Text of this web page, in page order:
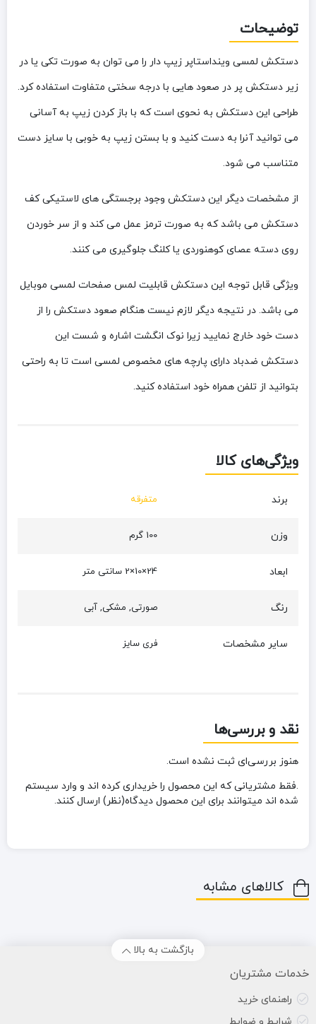
توضیحات
دستکش لمسی وینداستاپر زیپ دار را می توان به صورت تکی یا در
زیر دستکش پر در صعود هایی با درجه سختی متفاوت استفاده کرد.
طراحی این دستکش به نحوی است که با باز کردن زیپ به آسانی
می توانید آنرا به دست کنید و با بستن زیپ به خوبی با سایز دست
متناسب می شود.
از مشخصات دیگر این دستکش وجود برجستگی های لاستیکی کف
دستکش می باشد که به صورت ترمز عمل می کند و از سر خوردن
روی دسته عصای کوهنوردی یا کلنگ جلوگیری می کنند.
ویژگی قابل توجه این دستکش قابلیت لمس صفحات لمسی موبایل
می باشد. در نتیجه دیگر لازم نیست هنگام صعود دستکش را از
دست خود خارج نمایید زیرا نوک انگشت اشاره و شست این
دستکش ضدباد دارای پارچه های مخصوص لمسی است تا به راحتی
بتوانید از تلفن همراه خود استفاده کنید.
ویژگی‌های کالا
برند متفرقه
وزن 100 گرم
ابعاد 24×10×2 سانتی متر
رنگ صورتی, مشکی, آبی
سایر مشخصات فری سایز
نقد و بررسی‌ها
هنوز بررسی‌ای ثبت نشده است.
.فقط مشتریانی که این محصول را خریداری کرده اند و وارد سیستم
شده اند میتوانند برای این محصول دیدگاه(نظر) ارسال کنند.
کالاهای مشابه
بازگشت به بالا
خدمات مشتریان
راهنمای خرید